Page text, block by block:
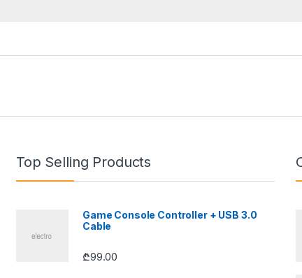
Top Selling Products
Game Console Controller + USB 3.0
Cable
₾99.00